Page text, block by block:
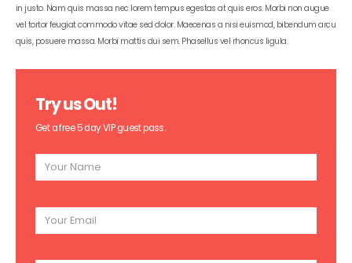
in justo. Nam quis massa nec lorem tempus egestas at quis eros. Morbi non augue
vel tortor feugiat commodo vitae sed dolor. Maecenas a nisi euismod, bibendum arcu
quis, posuere massa. Morbi mattis dui sem. Phasellus vel rhoncus ligula.
Try us Out!
Get a free 5 day VIP guest pass.